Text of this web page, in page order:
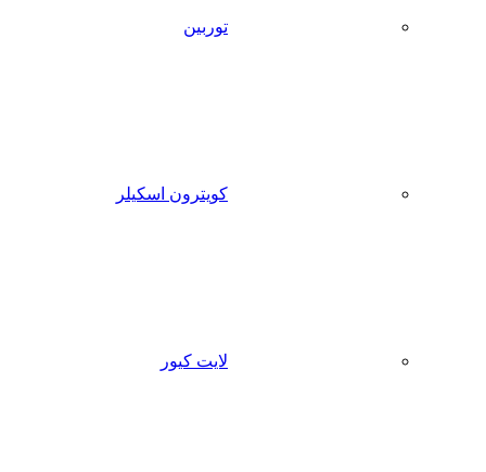
توربین
کویترون اسکیلر
لایت کیور